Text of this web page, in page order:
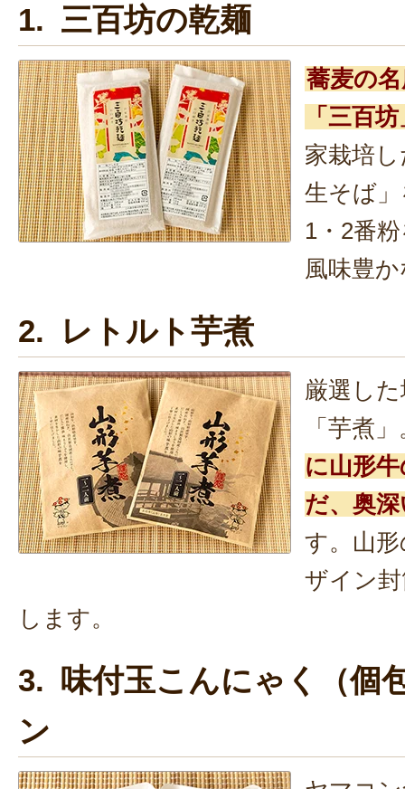
1. 三百坊の乾麺
蕎麦の
「三百
家栽培
生そば
1・2番
風味豊
2. レトルト芋煮
厳選し
「芋煮
に山形
だ、奥
す。山
ザイン
します。
3. 味付玉こんにゃく（個
ン